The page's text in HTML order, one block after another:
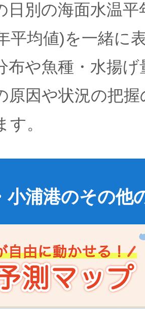
日別の海面水温
平均値)を一緒に
布や魚種・水揚
原因や状況の把
す。
小浦港のその他